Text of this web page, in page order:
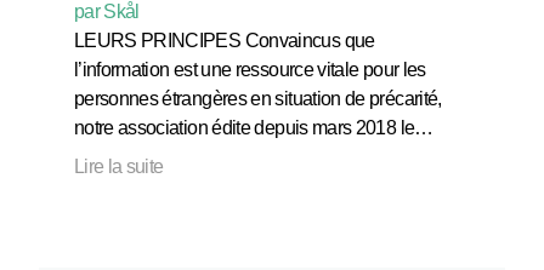
par Skål
LEURS PRINCIPES Convaincus que
l’information est une ressource vitale pour les
personnes étrangères en situation de précarité,
notre association édite depuis mars 2018 le…
Lire la suite